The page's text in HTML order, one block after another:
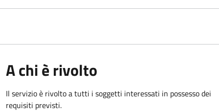
A chi è rivolto
Il servizio è rivolto a tutti i soggetti interessati in possesso dei
requisiti previsti.